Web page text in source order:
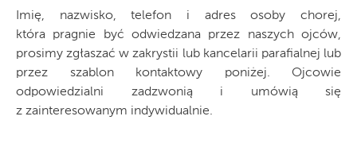
Imię, nazwisko, telefon i adres osoby chorej,
która pragnie być odwiedzana przez naszych ojców,
prosimy zgłaszać w zakrystii lub kancelarii parafialnej lub
przez szablon kontaktowy poniżej. Ojcowie
odpowiedzialni zadzwonią i umówią się
z zainteresowanym indywidualnie.